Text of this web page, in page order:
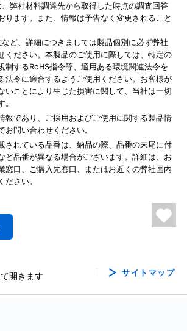
弊社材料調達先から取得した時点の調査回答
ります。また、情報は予告なく変更されること
ど、詳細につきましては製品個別に必ず弊社
ください。本製品のご使用に際しては、特定の
制するRoHS指令等、適用ある環境関連法令を
法令に適合するようご使用ください。お客様が
いことにより生じた損害に関して、当社は一切
報であり、ご採用およびご使用に関する製品情
お問い合わせください。
されている品番は、納品の際、品番の末尾に付
ど品番が異なる場合がございます。詳細は、お
窓口、ご購入先窓口、またはお近くの弊社国内
ださい。
開きます サイトマップ